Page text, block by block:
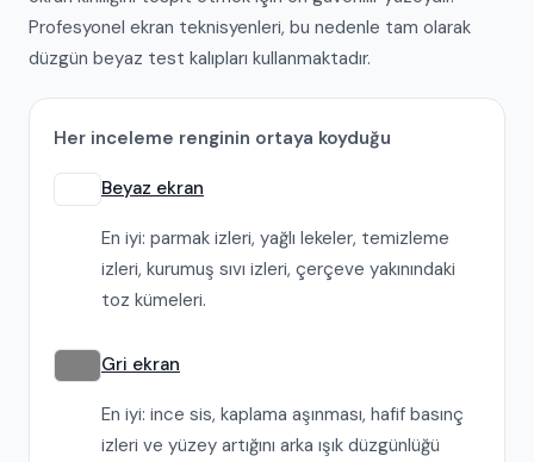
Profesyonel ekran teknisyenleri, bu nedenle tam olarak
düzgün beyaz test kalıpları kullanmaktadır.
Her inceleme renginin ortaya koyduğu
Beyaz ekran
En iyi: parmak izleri, yağlı lekeler, temizleme
izleri, kurumuş sıvı izleri, çerçeve yakınındaki
toz kümeleri.
Gri ekran
En iyi: ince sis, kaplama aşınması, hafif basınç
izleri ve yüzey artığını arka ışık düzgünlüğü